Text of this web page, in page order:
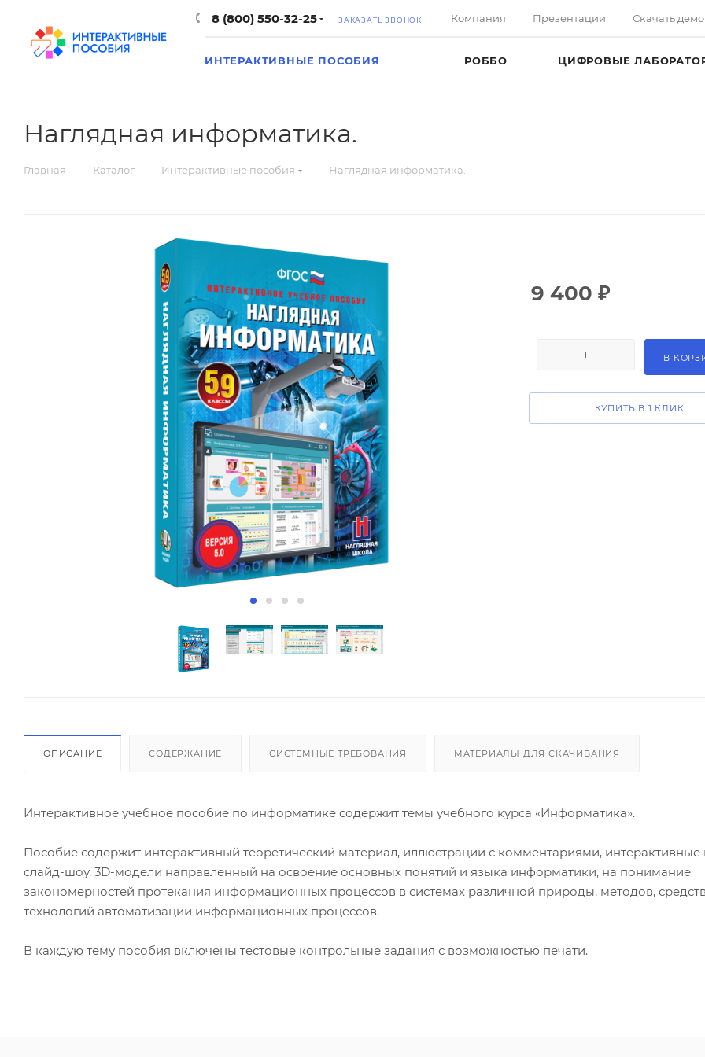
8 (800) 550-32-25 ЗАКАЗАТЬ ЗВОНОК Компания Презентации Скачать
ИНТЕРАКТИВНЫЕ ПОСОБИЯ РОББО ЦИФРОВЫЕ
Наглядная информатика.
Главная — Каталог — Интерактивные пособия — Наглядная информатика.
9 400 ₽
В
КУПИТЬ В 1 КЛИК
ОПИСАНИЕ СОДЕРЖАНИЕ СИСТЕМНЫЕ ТРЕБОВАНИЯ МАТЕРИАЛЫ ДЛЯ СКАЧИВАНИЯ
Интерактивное учебное пособие по информатике содержит темы учебного курса «Информатика».
Пособие содержит интерактивный теоретический материал, иллюстрации с комментариями, интерактивные
слайд-шоу, 3D-модели направленный на освоение основных понятий и языка информатики, на понимание
закономерностей протекания информационных процессов в системах различной природы, методов,
технологий автоматизации информационных процессов.
В каждую тему пособия включены тестовые контрольные задания с возможностью печати.